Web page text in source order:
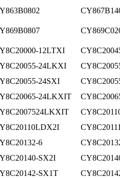
12LTXI
24LKXI
24SXI
24LKXIT
6
SX2I
SX1T